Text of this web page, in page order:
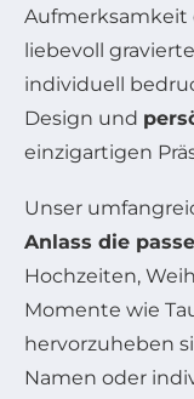
Aufmerksamkeit
liebevoll
individuell
Design und
einzigartigen
Unser
Anlass die
Hochzeiten,
Momente wie
hervorzuheben
Namen oder